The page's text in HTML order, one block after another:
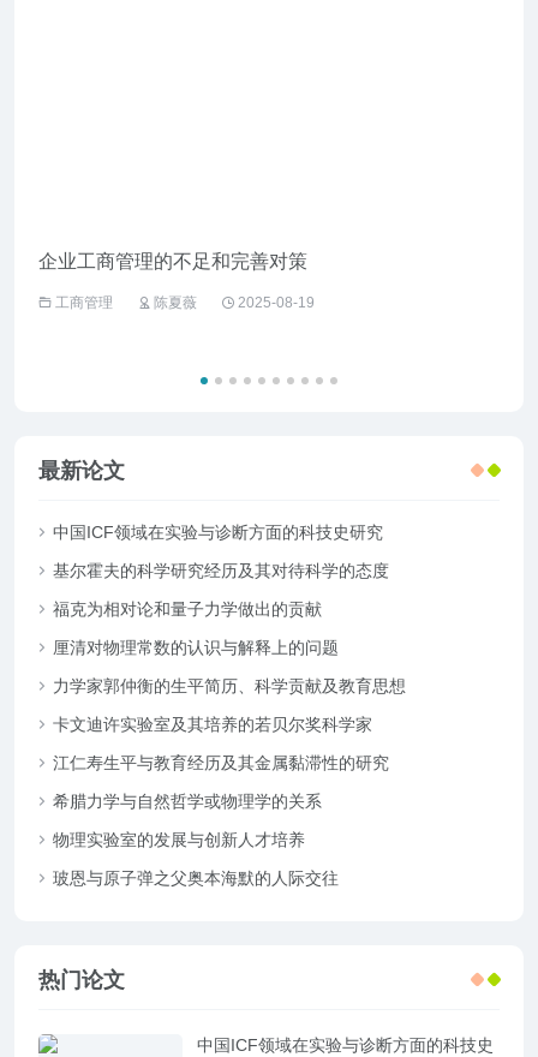
企业工商管理的不足和完善对策
工商管理 陈夏薇 2025-08-19
最新论文
中国ICF领域在实验与诊断方面的科技史研究
基尔霍夫的科学研究经历及其对待科学的态度
福克为相对论和量子力学做出的贡献
厘清对物理常数的认识与解释上的问题
力学家郭仲衡的生平简历、科学贡献及教育思想
卡文迪许实验室及其培养的若贝尔奖科学家
江仁寿生平与教育经历及其金属黏滞性的研究
希腊力学与自然哲学或物理学的关系
物理实验室的发展与创新人才培养
玻恩与原子弹之父奥本海默的人际交往
热门论文
中国ICF领域在实验与诊断方面的科技史